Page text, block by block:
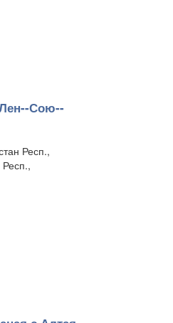
Сою--
Респ.,